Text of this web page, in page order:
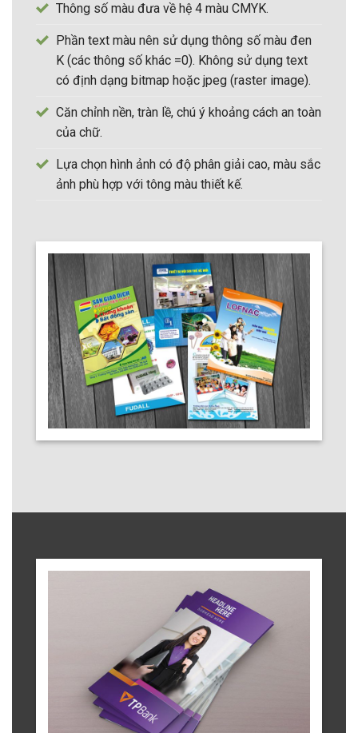
Thông số màu đưa về hệ 4 màu CMYK.
Phần text màu nên sử dụng thông số màu đen
K (các thông số khác =0). Không sử dụng text
có định dạng bitmap hoặc jpeg (raster image).
Căn chỉnh nền, tràn lề, chú ý khoảng cách an toàn
của chữ.
Lựa chọn hình ảnh có độ phân giải cao, màu sắc
ảnh phù hợp với tông màu thiết kế.